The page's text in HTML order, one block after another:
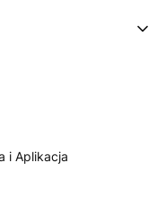
i Aplikacja